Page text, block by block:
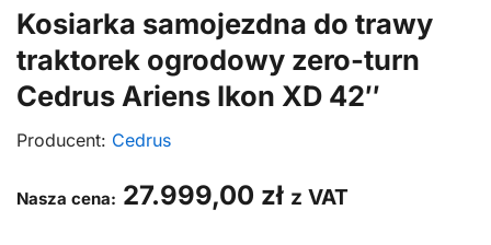
Kosiarka samojezdna do trawy
traktorek ogrodowy zero-turn
Cedrus Ariens Ikon XD 42″
Producent: Cedrus
Nasza cena: 27.999,00 zł z VAT